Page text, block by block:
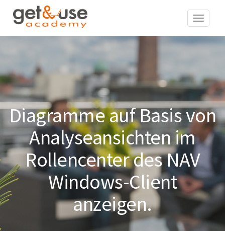
Diagramme auf Basis von
Analyseansichten im
Rollencenter des NAV
Windows-Client
anzeigen.